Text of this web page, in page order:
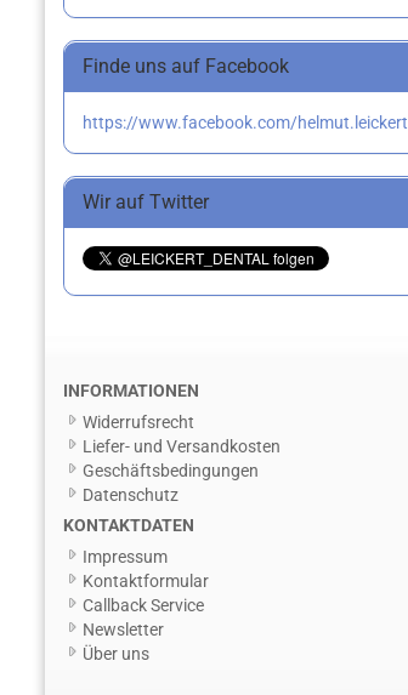
Finde uns auf Facebook
https://www.facebook.com/helmut.leickert
Wir auf Twitter
INFORMATIONEN
Widerrufsrecht
Liefer- und Versandkosten
Geschäftsbedingungen
Datenschutz
KONTAKTDATEN
Impressum
Kontaktformular
Callback Service
Newsletter
Über uns